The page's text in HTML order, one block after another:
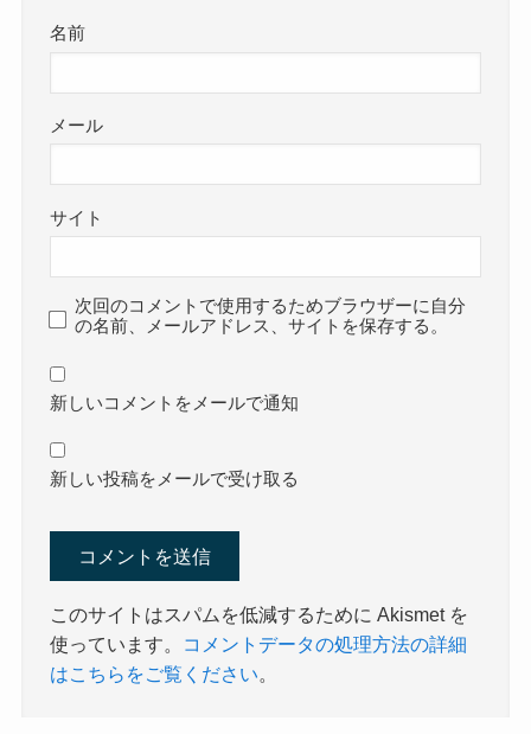
名前
メール
サイト
次回のコメントで使用するためブラウザーに自分
の名前、メールアドレス、サイトを保存する。
新しいコメントをメールで通知
新しい投稿をメールで受け取る
このサイトはスパムを低減するために Akismet を
使っています。
コメントデータの処理方法の詳細
はこちらをご覧ください。